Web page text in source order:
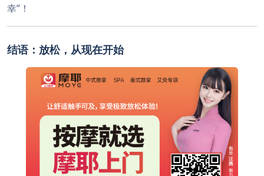
幸”！
结语：放松，从现在开始